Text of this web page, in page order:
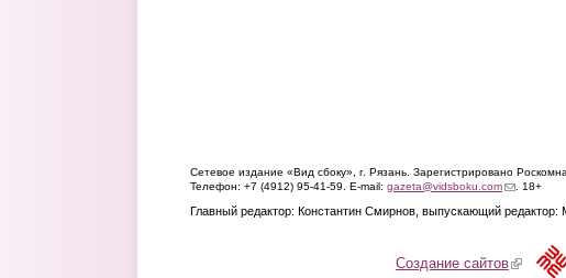
Сетевое издание «Вид сбоку», г. Рязань. Зарегистрировано
Телефон: +7 (4912) 95-41-59. E-mail: gazeta@vidsboku.com(link sends
. 18+
Главный редактор: Константин Смирнов, выпускающий
Создание сайтов(link is